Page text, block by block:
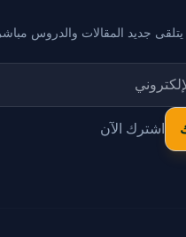
جديد المقالات والدروس
اشترك الآن